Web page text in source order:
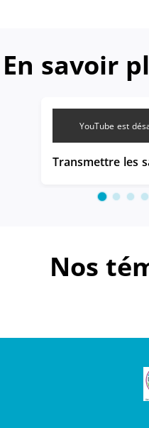
En savoir
YouTube est
Nos